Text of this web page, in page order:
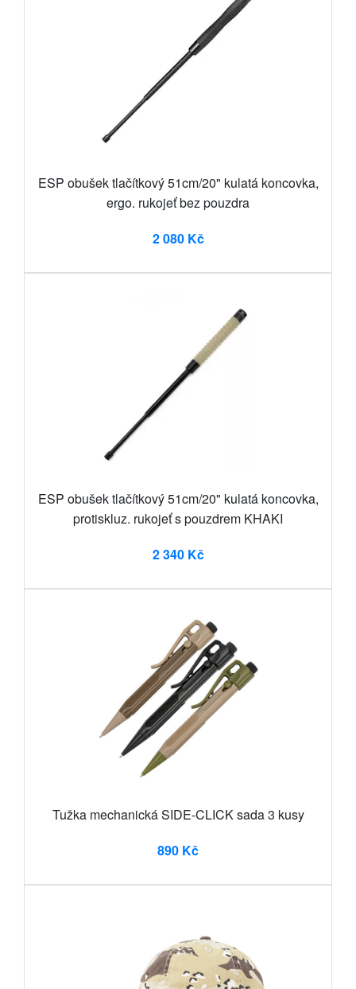
ESP obušek tlačítkový 51cm/20" kulatá koncovka,
ergo. rukojeť bez pouzdra
2 080 Kč
ESP obušek tlačítkový 51cm/20" kulatá koncovka,
protiskluz. rukojeť s pouzdrem KHAKI
2 340 Kč
Tužka mechanická SIDE-CLICK sada 3 kusy
890 Kč